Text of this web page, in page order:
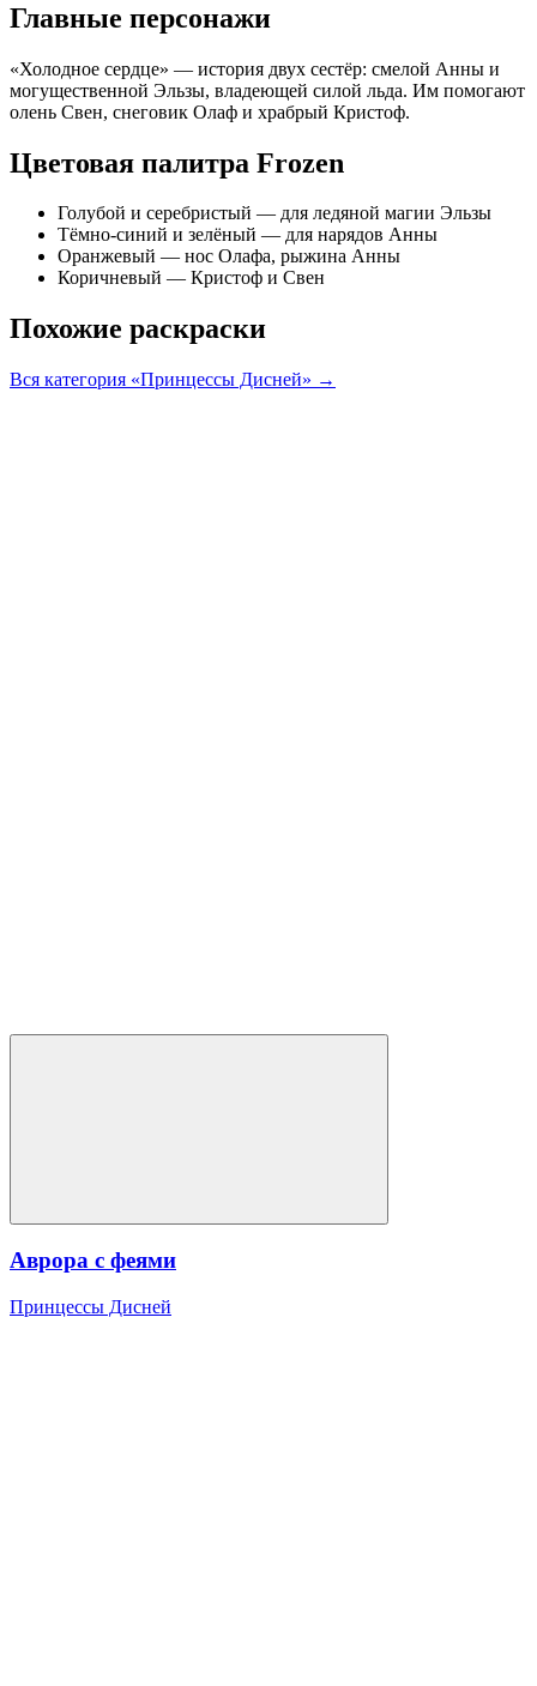
Главные персонажи
«Холодное сердце» — история двух сестёр: смелой Анны и
могущественной Эльзы, владеющей силой льда. Им помогают
олень Свен, снеговик Олаф и храбрый Кристоф.
Цветовая палитра Frozen
Голубой и серебристый — для ледяной магии Эльзы
Тёмно-синий и зелёный — для нарядов Анны
Оранжевый — нос Олафа, рыжина Анны
Коричневый — Кристоф и Свен
Похожие раскраски
Вся категория «Принцессы Дисней» →
Аврора с феями
Принцессы Дисней